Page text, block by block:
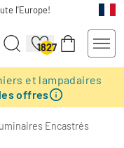
l'Europe!
1827
et lampadaires
offres
Encastrés